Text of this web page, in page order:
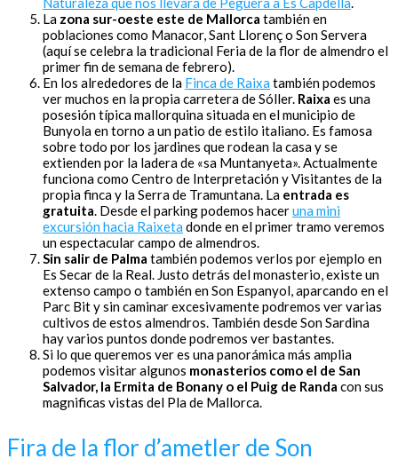
La zona sur-oeste este de Mallorca también en
poblaciones como Manacor, Sant Llorenç o Son Servera
(aquí se celebra la tradicional Feria de la flor de almendro el
primer fin de semana de febrero).
En los alrededores de la Finca de Raixa también podemos
ver muchos en la propia carretera de Sóller. Raixa es una
posesión típica mallorquina situada en el municipio de
Bunyola en torno a un patio de estilo italiano. Es famosa
sobre todo por los jardines que rodean la casa y se
extienden por la ladera de «sa Muntanyeta». Actualmente
funciona como Centro de Interpretación y Visitantes de la
propia finca y la Serra de Tramuntana. La entrada es
gratuita. Desde el parking podemos haceruna mini
excursión hacia Raixeta donde en el primer tramo veremos
un espectacular campo de almendros.
Sin salir de Palma también podemos verlos por ejemplo en
Es Secar de la Real. Justo detrás del monasterio, existe un
extenso campo o también en Son Espanyol, aparcando en el
Parc Bit y sin caminar excesivamente podremos ver varias
cultivos de estos almendros. También desde Son Sardina
hay varios puntos donde podremos ver bastantes.
Si lo que queremos ver es una panorámica más amplia
podemos visitar algunos monasterios como el de San
Salvador, la Ermita de Bonany o el Puig de Randa con sus
magnificas vistas del Pla de Mallorca.
Fira de la flor d’ametler de Son